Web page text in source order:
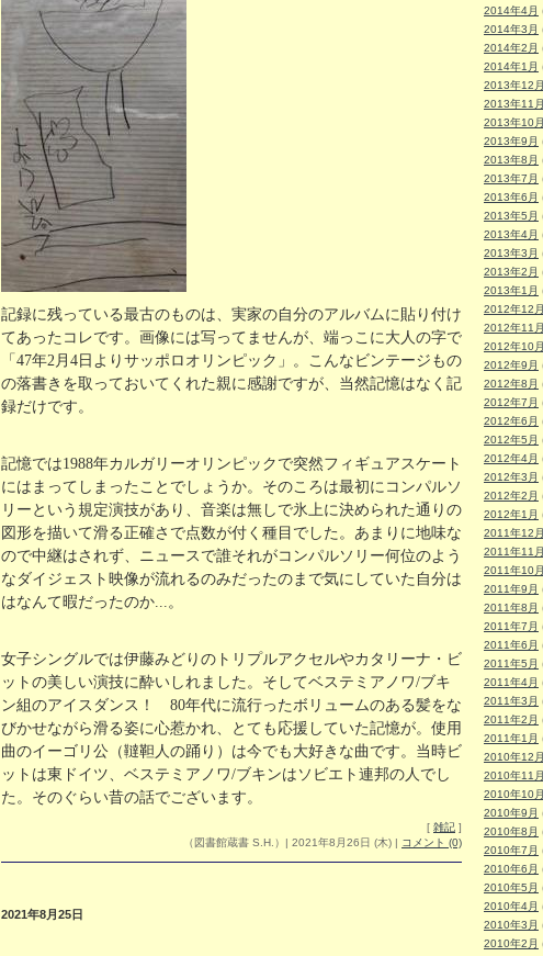
記録に残っている最古のものは、実家の自分のアルバムに貼り付け
てあったコレです。画像には写ってませんが、端っこに大人の字で
「47年2月4日よりサッポロオリンピック」。こんなビンテージもの
の落書きを取っておいてくれた親に感謝ですが、当然記憶はなく記
録だけです。
記憶では1988年カルガリーオリンピックで突然フィギュアスケート
にはまってしまったことでしょうか。そのころは最初にコンパルソ
リーという規定演技があり、音楽は無しで氷上に決められた通りの
図形を描いて滑る正確さで点数が付く種目でした。あまりに地味な
ので中継はされず、ニュースで誰それがコンパルソリー何位のよう
なダイジェスト映像が流れるのみだったのまで気にしていた自分は
はなんて暇だったのか...。
女子シングルでは伊藤みどりのトリプルアクセルやカタリーナ・ビ
ットの美しい演技に酔いしれました。そしてベステミアノワ/ブキ
ン組のアイスダンス！ 80年代に流行ったボリュームのある髪をな
びかせながら滑る姿に心惹かれ、とても応援していた記憶が。使用
曲のイーゴリ公（韃靼人の踊り）は今でも大好きな曲です。当時ビ
ットは東ドイツ、ベステミアノワ/ブキンはソビエト連邦の人でし
た。そのぐらい昔の話でございます。
[ 雑記 ]
（図書館蔵書 S.H.）| 2021年8月26日 (木) | コメント (0)
2021年8月25日
2014年4月
2014年3月
2014年2月
2014年1月
2013年12月
2013年11月
2013年10月
2013年9月
2013年8月
2013年7月
2013年6月
2013年5月
2013年4月
2013年3月
2013年2月
2013年1月
2012年12月
2012年11月
2012年10月
2012年9月
2012年8月
2012年7月
2012年6月
2012年5月
2012年4月
2012年3月
2012年2月
2012年1月
2011年12月
2011年11月
2011年10月
2011年9月
2011年8月
2011年7月
2011年6月
2011年5月
2011年4月
2011年3月
2011年2月
2011年1月
2010年12月
2010年11月
2010年10月
2010年9月
2010年8月
2010年7月
2010年6月
2010年5月
2010年4月
2010年3月
2010年2月